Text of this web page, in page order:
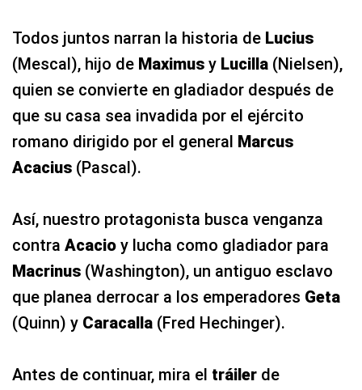
Todos juntos narran la historia de Lucius
(Mescal), hijo de Maximus y Lucilla (Nielsen),
quien se convierte en gladiador después de
que su casa sea invadida por el ejército
romano dirigido por el general Marcus
Acacius (Pascal).
Así, nuestro protagonista busca venganza
contra Acacio y lucha como gladiador para
Macrinus (Washington), un antiguo esclavo
que planea derrocar a los emperadores Geta
(Quinn) y Caracalla (Fred Hechinger).
Antes de continuar, mira el tráiler de